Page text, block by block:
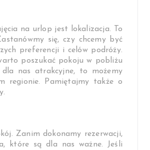
na urlop jest lokalizacja. To
się, czy chcemy być
preferencji i celów podróży.
poszukać pokoju w pobliżu
nas atrakcyjne, to możemy
regionie. Pamiętajmy także o
Zanim dokonamy rezerwacji,
które są dla nas ważne. Jeśli